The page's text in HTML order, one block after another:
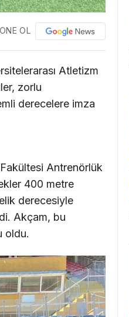
OL
Atletizm
zorlu
derecelere imza
Antrenörlük
400 metre
derecesiyle
Akçam, bu
oldu.